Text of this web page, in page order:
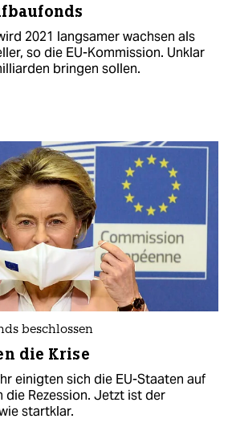
2021 langsamer wachsen als
so die EU-Kommission. Unklar
bringen sollen.
beschlossen
die Krise
einigten sich die EU-Staaten auf
die Rezession. Jetzt ist der
startklar.